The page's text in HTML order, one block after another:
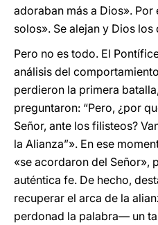
adoraban más a Dios».
solos». Se alejan y Dios los
Pero no es todo. El
análisis del
perdieron la primera
preguntaron: “Pero, ¿por
Señor, ante los filisteos?
la Alianza”». En ese
«se acordaron del Señor»,
auténtica fe. De hecho,
recuperar el arca de la
perdonad la palabra— un